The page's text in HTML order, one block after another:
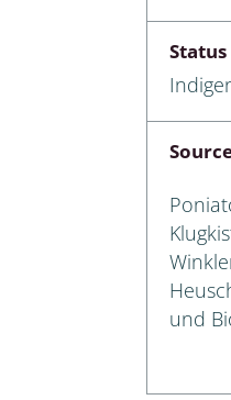
Arachnida: Araneae
Lepidoptera:
Hesperioidea,
Coleoptera:
Bostrichidae,
Status
und